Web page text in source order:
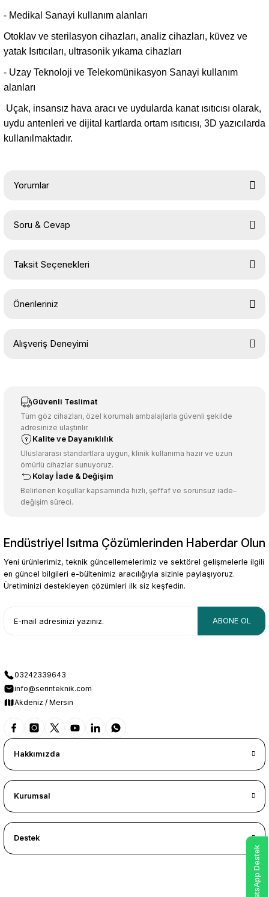
- Medikal Sanayi kullanım alanları
Otoklav ve sterilasyon cihazları, analiz cihazları, küvez ve
yatak Isıtıcıları, ultrasonik yıkama cihazları
- Uzay Teknoloji ve Telekomünikasyon Sanayi kullanım
alanları
Uçak, insansız hava aracı ve uydularda kanat ısıtıcısı olarak,
uydu antenleri ve dijital kartlarda ortam ısıtıcısı, 3D yazıcılarda
kullanılmaktadır.
Yorumlar
Soru & Cevap
Taksit Seçenekleri
Önerileriniz
konularda yetersiz gördüğünüz noktaları öneri formunu kullanarak
Ürün resmi kalitesiz, bozuk veya görüntülenemiyor.
Ürün açıklamasında eksik bilgiler bulunuyor.
Ürün bilgilerinde hatalar bulunuyor.
Ürün fiyatı diğer sitelerden daha pahalı.
Bu ürüne benzer farklı alternatifler olmalı.
Gönder
Alışveriş Deneyimi
Güvenli Teslimat
Tüm göz cihazları, özel korumalı ambalajlarla güvenli şekilde
adresinize ulaştırılır.
Kalite ve Dayanıklılık
Uluslararası standartlara uygun, klinik kullanıma hazır ve uzun
ömürlü cihazlar sunuyoruz.
Kolay İade & Değişim
Belirlenen koşullar kapsamında hızlı, şeffaf ve sorunsuz iade–
değişim süreci.
Endüstriyel Isıtma Çözümlerinden Haberdar Olun
Yeni ürünlerimiz, teknik güncellemelerimiz ve sektörel gelişmelerle ilgili
en güncel bilgileri e-bültenimiz aracılığıyla sizinle paylaşıyoruz.
Üretiminizi destekleyen çözümleri ilk siz keşfedin.
ABONE OL
03242339643
info@serinteknik.com
Akdeniz / Mersin
Hakkımızda
Kurumsal
Destek
WhatsApp Destek